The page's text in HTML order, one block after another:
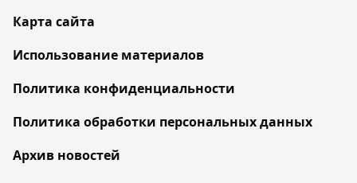
Карта сайта
Использование материалов
Политика конфиденциальности
Политика обработки персональных данных
Архив новостей